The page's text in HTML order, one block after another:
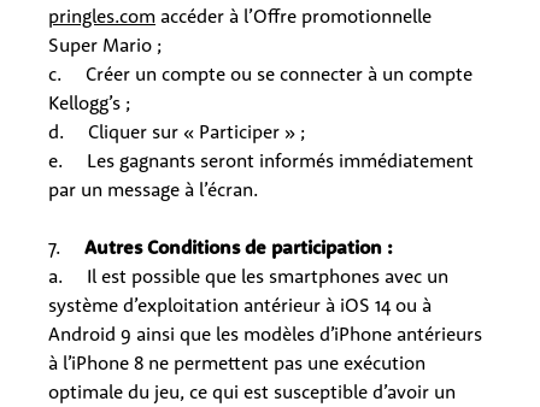
pringles.com accéder à l’Offre promotionnelle
Super Mario ;
c. Créer un compte ou se connecter à un compte
Kellogg’s ;
d. Cliquer sur « Participer » ;
e. Les gagnants seront informés immédiatement
par un message à l’écran.
7. Autres Conditions de participation :
a. Il est possible que les smartphones avec un
système d’exploitation antérieur à iOS 14 ou à
Android 9 ainsi que les modèles d’iPhone antérieurs
à l’iPhone 8 ne permettent pas une exécution
optimale du jeu, ce qui est susceptible d’avoir un